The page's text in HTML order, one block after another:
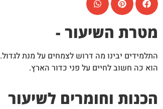
מטרת השיעור -
התלמידים יבינו מה דרוש לצמחים על מנת
הוא כה חשוב לחיים על פני כדור הארץ.
הכנות וחומרים לשיעור